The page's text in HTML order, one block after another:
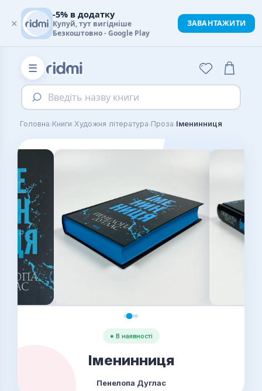
☰
Введіть назву книги
Головна›Книги›Художня література›Проза›Іменинниця
● В наявності
Іменинниця
Пенелопа Дуглас
×
-5% в додатку
Купуй, тут вигідніше
Безкоштовно - Google Play
ЗАВАНТАЖИТИ